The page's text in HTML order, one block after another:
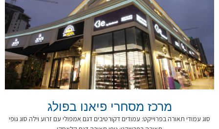
מרכז מסחרי פיאנו בפולג
סוג עמודי תאורה בפרוייקט: עמודים דקורטיבים דגם אמפולי עם זרוע וילה סוג גופי